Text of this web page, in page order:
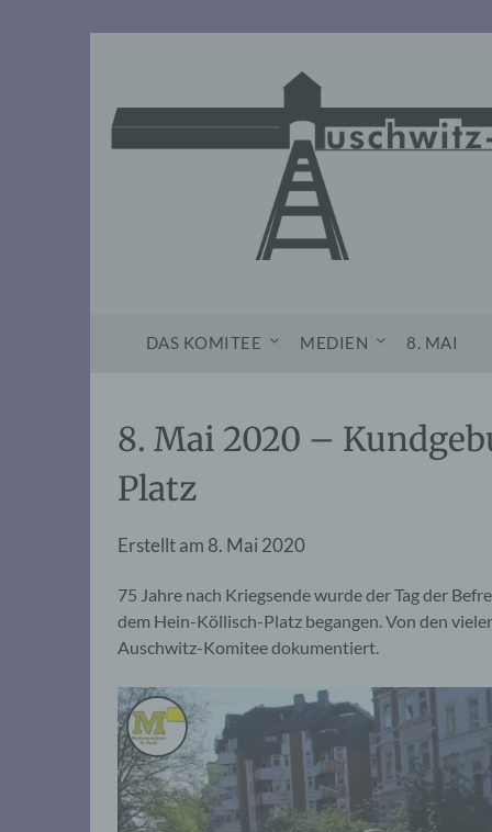
DAS KOMITEE MEDIEN 8. MAI
8. Mai 2020 –
Platz
Erstellt am 8. Mai 2020
75 Jahre nach Kriegsende wurde der Tag der
dem Hein-Köllisch-Platz begangen. Von den
Auschwitz-Komitee dokumentiert.